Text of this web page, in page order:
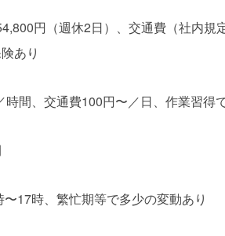
円（週休2日）、交通費（社内規
あり
時間、交通費100円〜／日、作業習得
17時、繁忙期等で多少の変動あり